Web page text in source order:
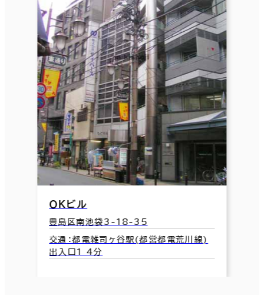
ＯＫビル
豊島区南池袋3-18-35
交通：都電雑司ヶ谷駅(都営都電荒川線)
出入口1 4分